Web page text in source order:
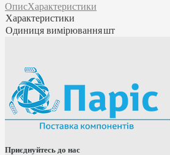
ОписХарактеристики
Характеристики
Одиниця вимірюванняшт
Приєднуйтесь до нас